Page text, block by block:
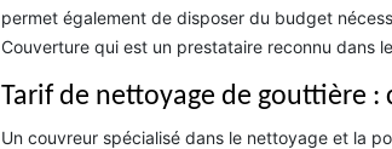
permet également de disposer du budget
Couverture qui est un prestataire reconnu dans
Tarif de nettoyage de gouttière :
Un couvreur spécialisé dans le nettoyage et la